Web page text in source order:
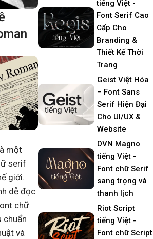
một
serif
giới.
dễ đọc
chữ
chuẩn
và
tiếng Việt -
Font Serif Cao
Cấp Cho
Branding &
Thiết Kế Thời
Trang
Geist Việt Hóa
– Font Sans
Serif Hiện Đại
Cho UI/UX &
Website
DVN Magno
tiếng Việt -
Font chữ Serif
sang trọng và
thanh lịch
Riot Script
tiếng Việt -
Font chữ Script